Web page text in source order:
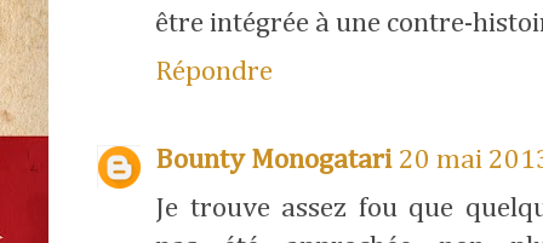
être intégrée à une contre-
Répondre
Bounty Monogatari 20 mai
Je trouve assez fou que